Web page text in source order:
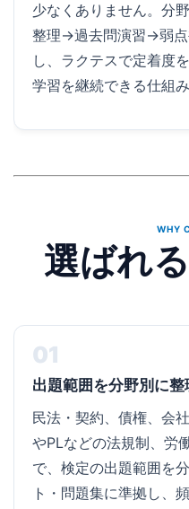
少なくありません。分
整理→過去問演習→弱点
し、ラクテスで定着度
学習を継続できる仕組み
WHY
選ばれ
01
出題範囲を分野別に
民法・契約、債権、会
やPLなどの法規制、労
で、検定の出題範囲を
ト・問題集に準拠し、